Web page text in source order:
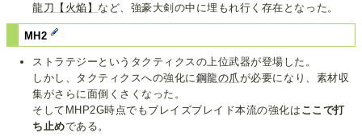
龍刀【火焔】 など、強豪大剣の中に埋もれ行く存在となった。
MH2
ストラテジーというタクティクスの上位武器が登場した。
しかし、タクティクスへの強化に鋼龍の爪が必要になり、素材収
集がさらに面倒くさくなった。
そしてMHP2G時点でもブレイズブレイド本流の強化は ここで打
ち止めである。